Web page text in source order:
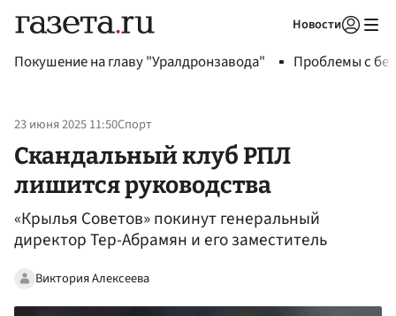
Новости
Покушение на главу "Уралдронзавода" Проблемы с
23 июня 2025 11:50Спорт
Скандальный клуб РПЛ
лишится руководства
«Крылья Советов» покинут генеральный
директор Тер-Абрамян и его заместитель
Виктория Алексеева